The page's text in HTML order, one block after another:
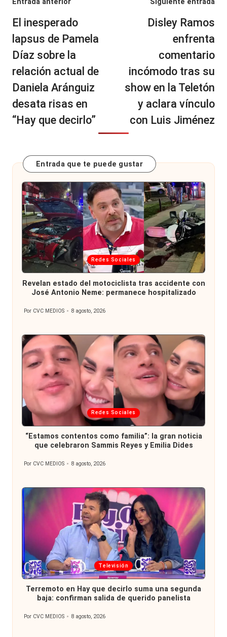
de
entradas
Entrada anterior
El inesperado
lapsus de Pamela
Díaz sobre la
relación actual de
Daniela Aránguiz
desata risas en
“Hay que decirlo”
Siguiente entrada
Disley Ramos
enfrenta
comentario
incómodo tras su
show en la Teletón
y aclara vínculo
con Luis Jiménez
Entrada que te puede gustar
Publicada
en
Redes Sociales
Revelan estado del motociclista tras accidente con
José Antonio Neme: permanece hospitalizado
Publicado
Por CVC MEDIOS 8 agosto, 2026
Publicada
en
Redes Sociales
“Estamos contentos como familia”: la gran noticia
que celebraron Sammis Reyes y Emilia Dides
Publicado
Por CVC MEDIOS 8 agosto, 2026
Publicada
en
Televisión
Terremoto en Hay que decirlo suma una segunda
baja: confirman salida de querido panelista
Publicado
Por CVC MEDIOS 8 agosto, 2026